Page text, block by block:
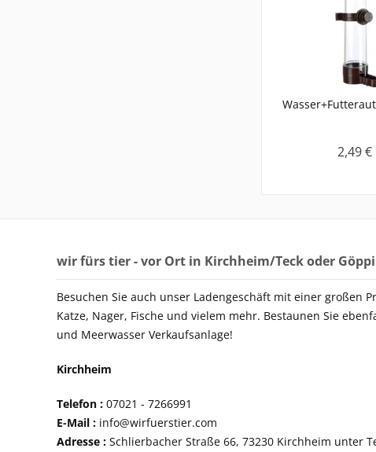
2,49 €
wir fürs tier - vor Ort in Kirchheim/Teck oder
Besuchen Sie auch unser Ladengeschäft mit einer großen
Katze, Nager, Fische und vielem mehr. Bestaunen Sie
und Meerwasser Verkaufsanlage!
Kirchheim
Telefon : 07021 -
E-Mail : info@wirfuerstier.com
Adresse : Schlierbacher Straße 66, 73230